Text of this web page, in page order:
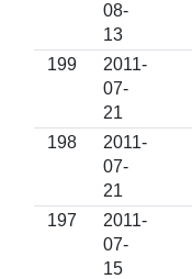
08-
13
199
2011-
07-
21
198
2011-
07-
21
197
2011-
07-
15